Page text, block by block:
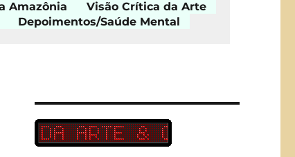
Amazônia
Visão Crítica da Arte
Depoimentos/Saúde Mental